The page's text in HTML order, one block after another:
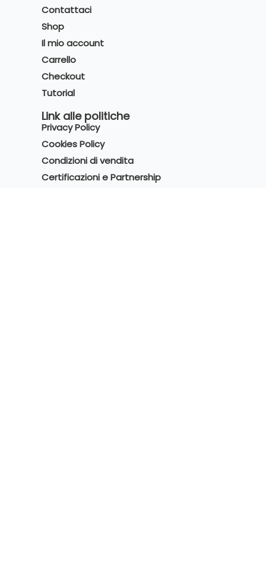
Contattaci
Shop
Il mio account
Carrello
Checkout
Tutorial
Link alle politiche
Privacy Policy
Cookies Policy
Condizioni di vendita
Certificazioni e Partnership